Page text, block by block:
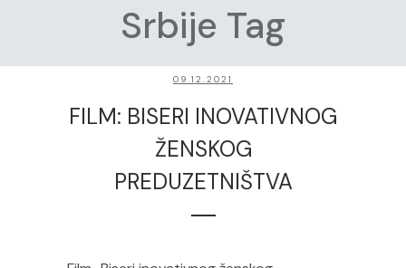
Srbije Tag
09.12.2021
FILM: BISERI INOVATIVNOG
ŽENSKOG
PREDUZETNIŠTVA